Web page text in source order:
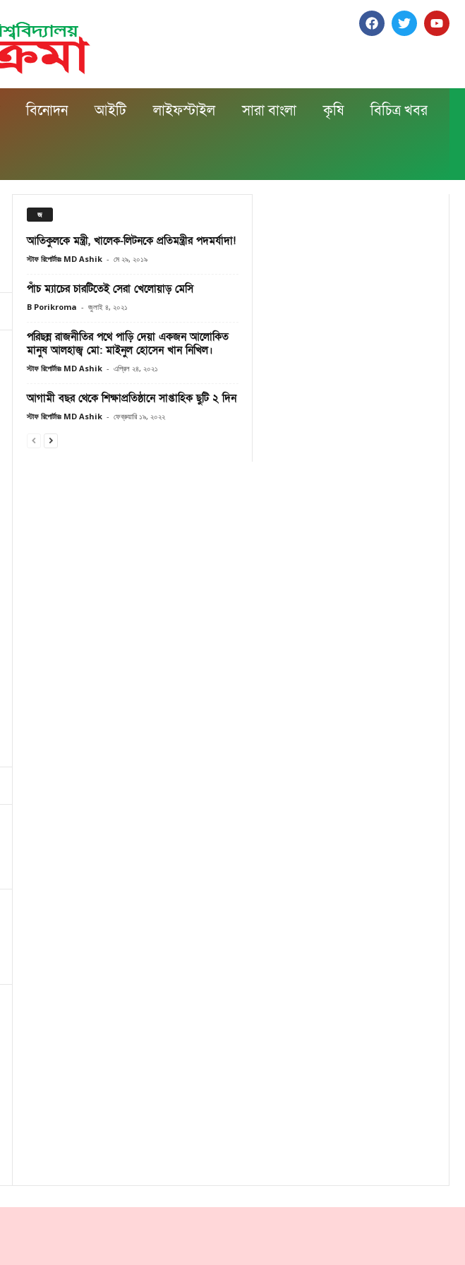
বিনোদন আইটি লাইফস্টাইল সারা বাংলা কৃষি বিচিত্র খবর
জ
আতিকুলকে মন্ত্রী, খালেক-লিটনকে প্রতিমন্ত্রীর পদমর্যাদা!
স্টাফ রিপোর্টারঃ MD Ashik - মে ২৯, ২০১৯
পাঁচ ম্যাচের চারটিতেই সেরা খেলোয়াড় মেসি
B Porikroma - জুলাই ৪, ২০২১
পরিছন্ন রাজনীতির পথে পাড়ি দেয়া একজন আলোকিত
মানুষ আলহাজ্ব মো: মাইনুল হোসেন খান নিখিল।
স্টাফ রিপোর্টারঃ MD Ashik - এপ্রিল ২৪, ২০২১
আগামী বছর থেকে শিক্ষাপ্রতিষ্ঠানে সাপ্তাহিক ছুটি ২ দিন
স্টাফ রিপোর্টারঃ MD Ashik - ফেব্রুয়ারি ১৯, ২০২২